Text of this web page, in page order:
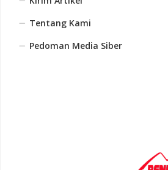
Tentang Kami
Pedoman Media Siber